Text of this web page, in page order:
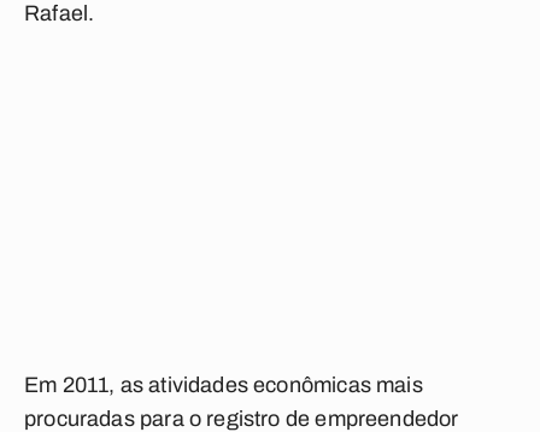
Rafael.
Em 2011, as atividades econômicas mais
procuradas para o registro de empreendedor